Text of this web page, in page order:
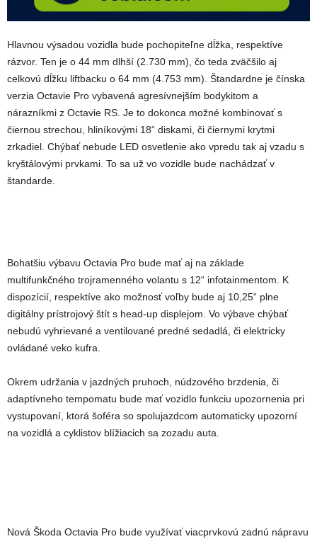
Hlavnou výsadou vozidla bude pochopiteľne dĺžka, respektíve
rázvor. Ten je o 44 mm dlhší (2.730 mm), čo teda zväčšilo aj
celkovú dĺžku liftbacku o 64 mm (4.753 mm). Štandardne je čínska
verzia Octavie Pro vybavená agresívnejším bodykitom a
nárazníkmi z Octavie RS. Je to dokonca možné kombinovať s
čiernou strechou, hliníkovými 18“ diskami, či čiernymi krytmi
zrkadiel. Chýbať nebude LED osvetlenie ako vpredu tak aj vzadu s
kryštálovými prvkami. To sa už vo vozidle bude nachádzať v
štandarde.
Bohatšiu výbavu Octavia Pro bude mať aj na základe
multifunkčného trojramenného volantu s 12“ infotainmentom. K
dispozícií, respektíve ako možnosť voľby bude aj 10,25“ plne
digitálny prístrojový štít s head-up displejom. Vo výbave chýbať
nebudú vyhrievané a ventilované predné sedadlá, či elektricky
ovládané veko kufra.
Okrem udržania v jazdných pruhoch, núdzového brzdenia, či
adaptívneho tempomatu bude mať vozidlo funkciu upozornenia pri
vystupovaní, ktorá šoféra so spolujazdcom automaticky upozorní
na vozidlá a cyklistov blížiacich sa zozadu auta.
Nová Škoda Octavia Pro bude využívať viacprvkovú zadnú nápravu